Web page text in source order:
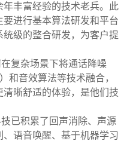
丰富经验的技术老兵。此
进行基本算法研发和平台
级的整合研发，为客户提
复杂场景下将通话降噪
）和音效算法等技术融合，
晰舒适的体验，是他们技
已积累了回声消除、声源
语音唤醒、基于机器学习